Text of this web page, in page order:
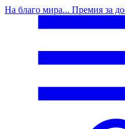
На благо мира... Премия за